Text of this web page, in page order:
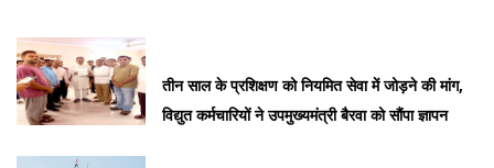
तीन साल के प्रशिक्षण को नियमित सेवा में जोड़ने की मांग,
विद्युत कर्मचारियों ने उपमुख्यमंत्री बैरवा को सौंपा ज्ञापन